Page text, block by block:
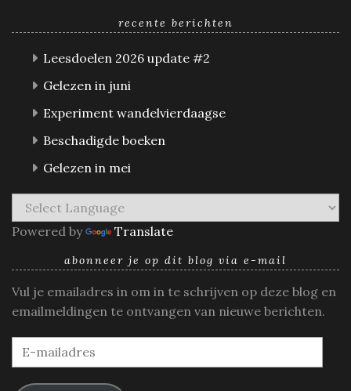
recente berichten
Leesdoelen 2026 update #2
Gelezen in juni
Experiment wandelvierdaagse
Beschadigde boeken
Gelezen in mei
Powered by Translate
abonneer je op dit blog via e-mail
Vul je emailadres in om in te schrijven op deze blog en
emailmeldingen te ontvangen van nieuwe berichten.
E-
mailadres